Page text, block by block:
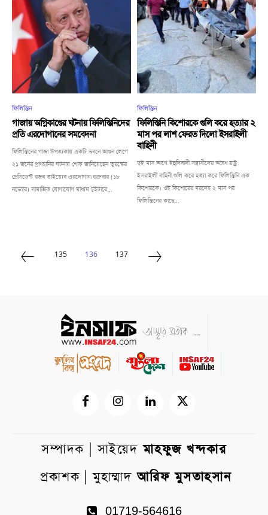
ফিলিস্তিন
গাজায় অগ্নিকাণ্ডের ঘটনায় ফিলিস্তিনিদের
প্রতি এরদোগানের সমবেদনা
ফিলিস্তিনের গাজা উপত্যকায় একটি ভবনে আগুন লেগে
২১ জনের প্রাণহানির ঘটনায় শোক জানিয়েছেন তুরস্কের
প্রেসিডেন্ট রজব তাইয়্যেব এরদোগান।শুক্রবার (১৮
নভেম্বর) সামাজিক যোগাযোগ মাধ্যম টুইটারে...
ফিলিস্তিন
ফিলিস্তিনি কিশোরকে গুলি করে হত্যার ২
মাস পর লাশ ফেরত দিলো ইসরাইলী
বাহিনী
দুই মাস আগে ইহুদিবাদী সন্ত্রাসীদের অবৈধ রাষ্ট্র
ইসরাইলী বাহিনী গুলি করে হত্যা করে ফিলিস্তিনি এক
কিশোরকে। ওই কিশোরের মরদেহ ২ মাস পর
ফিলিস্তিনের কাছে...
135 136 137
সম্পাদক | সাইয়েদমাহফুজ খন্দকার
প্রকাশক | মুহাম্মাদআরিফ মুসতাহসান
01719-564616